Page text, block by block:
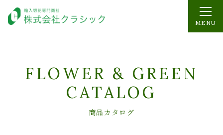
MENU
FLOWER & GREEN
CATALOG
商品カタログ